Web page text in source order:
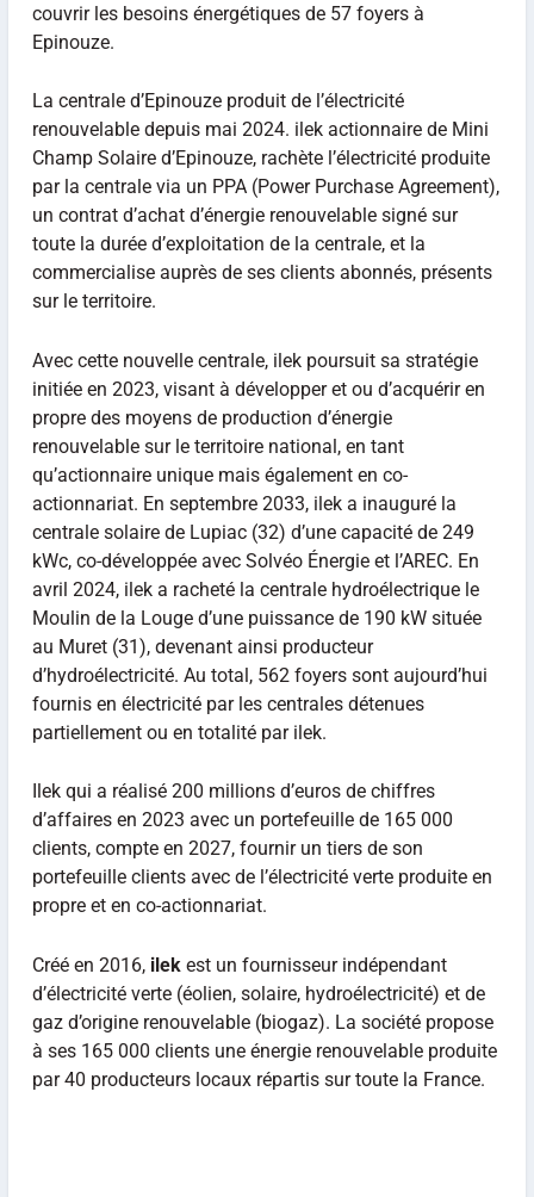
couvrir les besoins énergétiques de 57 foyers à
Epinouze.
La centrale d’Epinouze produit de l’électricité
renouvelable depuis mai 2024. ilek actionnaire de Mini
Champ Solaire d’Epinouze, rachète l’électricité produite
par la centrale via un PPA (Power Purchase Agreement),
un contrat d’achat d’énergie renouvelable signé sur
toute la durée d’exploitation de la centrale, et la
commercialise auprès de ses clients abonnés, présents
sur le territoire.
Avec cette nouvelle centrale, ilek poursuit sa stratégie
initiée en 2023, visant à développer et ou d’acquérir en
propre des moyens de production d’énergie
renouvelable sur le territoire national, en tant
qu’actionnaire unique mais également en co-
actionnariat. En septembre 2033, ilek a inauguré la
centrale solaire de Lupiac (32) d’une capacité de 249
kWc, co-développée avec Solvéo Énergie et l’AREC. En
avril 2024, ilek a racheté la centrale hydroélectrique le
Moulin de la Louge d’une puissance de 190 kW située
au Muret (31), devenant ainsi producteur
d’hydroélectricité. Au total, 562 foyers sont aujourd’hui
fournis en électricité par les centrales détenues
partiellement ou en totalité par ilek.
Ilek qui a réalisé 200 millions d’euros de chiffres
d’affaires en 2023 avec un portefeuille de 165 000
clients, compte en 2027, fournir un tiers de son
portefeuille clients avec de l’électricité verte produite en
propre et en co-actionnariat.
Créé en 2016, ilekest un fournisseur indépendant
d’électricité verte (éolien, solaire, hydroélectricité) et de
gaz d’origine renouvelable (biogaz). La société propose
à ses 165 000 clients une énergie renouvelable produite
par 40 producteurs locaux répartis sur toute la France.